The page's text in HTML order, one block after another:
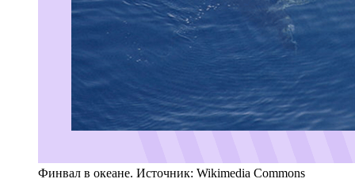
Финвал в океане. Источник: Wikimedia Commons